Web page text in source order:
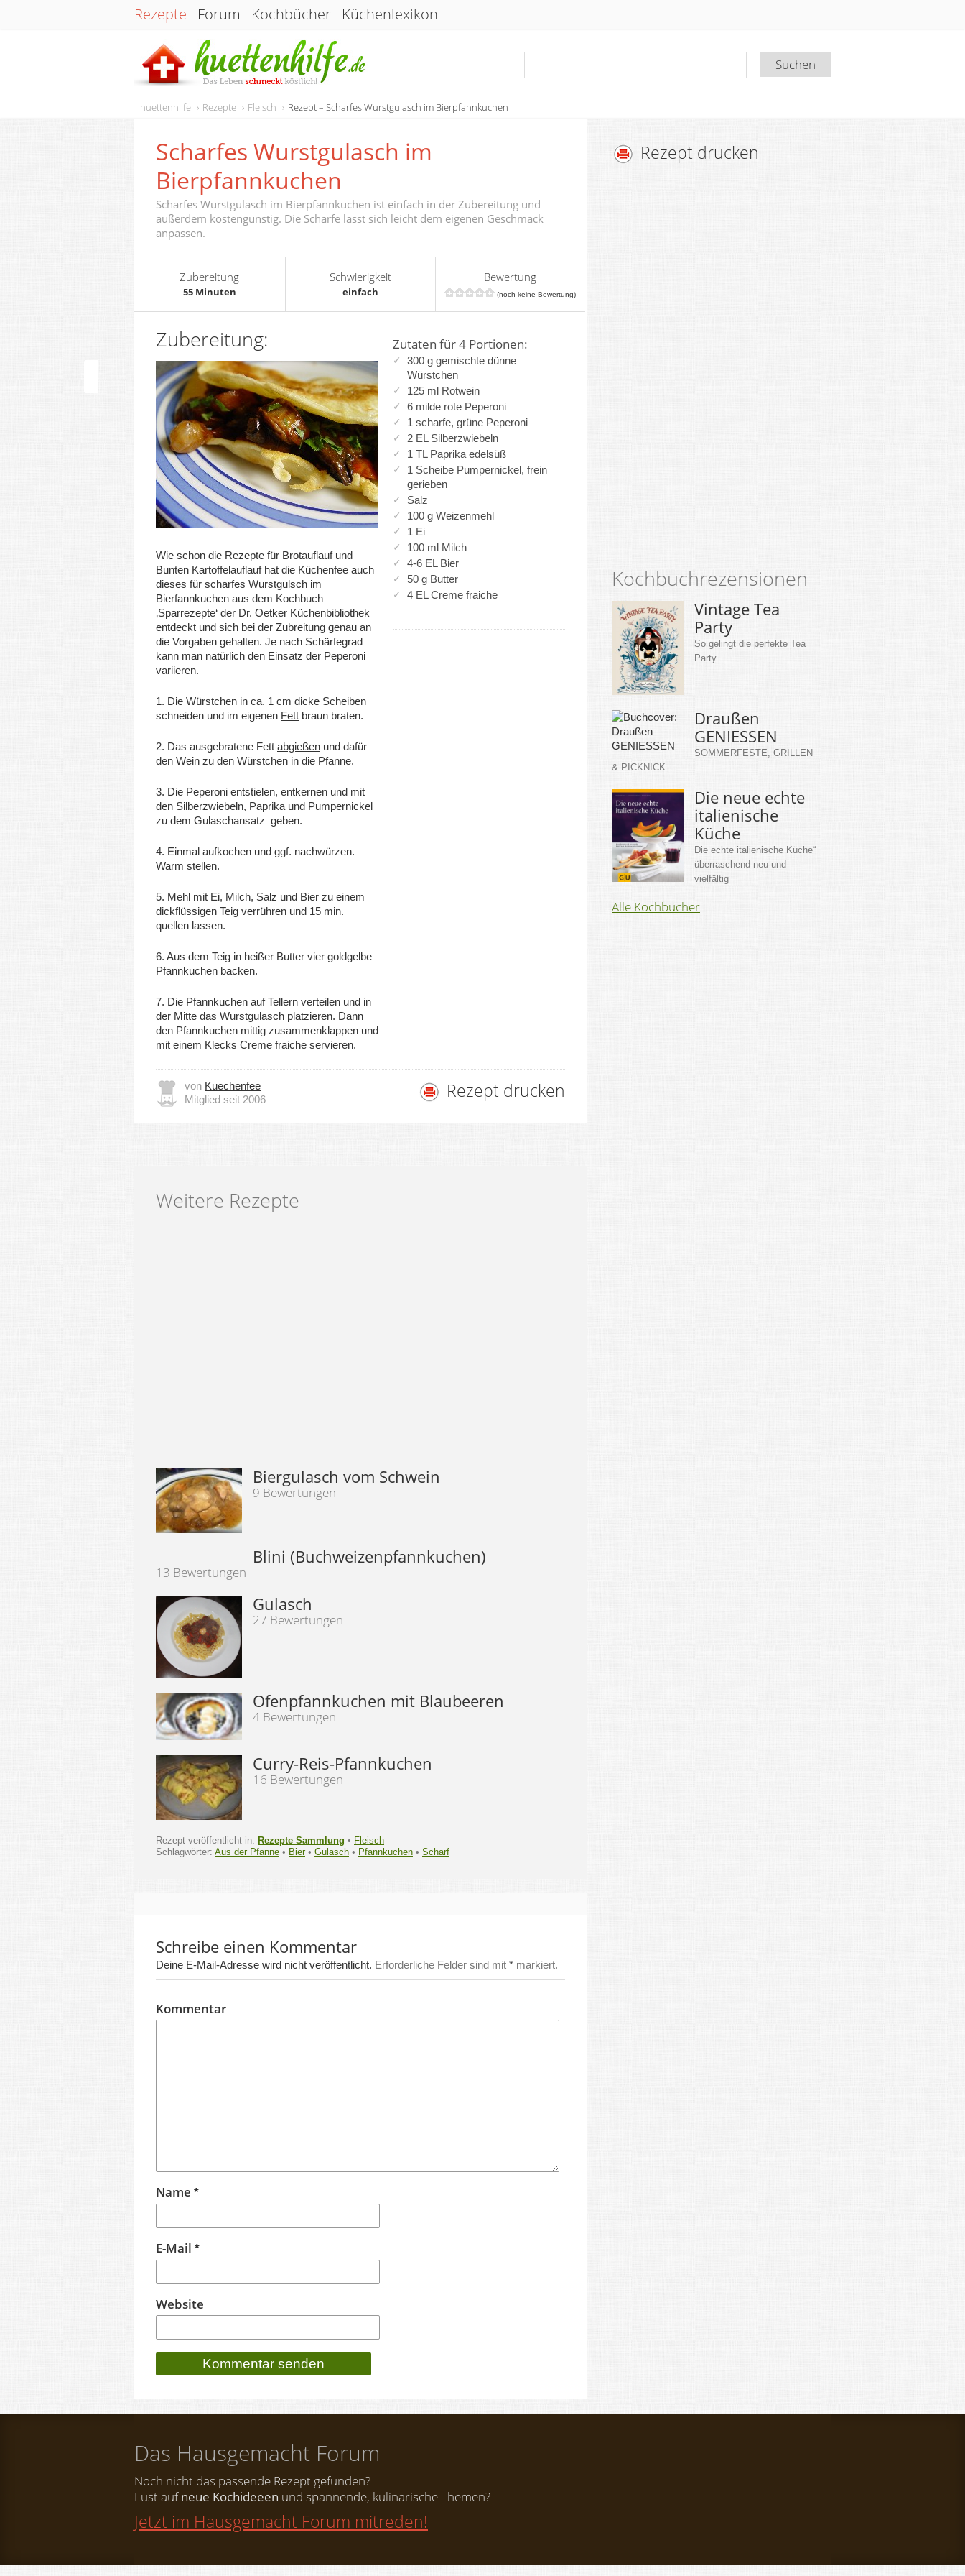
Rezepte Forum Kochbücher Küchenlexikon
huettenhilfe Rezepte Fleisch Rezept – Scharfes Wurstgulasch im Bierpfannkuchen
Scharfes Wurstgulasch im
Bierpfannkuchen
Scharfes Wurstgulasch im Bierpfannkuchen ist einfach in der Zubereitung und
außerdem kostengünstig. Die Schärfe lässt sich leicht dem eigenen Geschmack
anpassen.
Zubereitung
55 Minuten
Schwierigkeit
einfach
Bewertung
(noch keine Bewertung)
Zutaten für 4 Portionen:
300 g gemischte dünne
Würstchen
125 ml Rotwein
6 milde rote Peperoni
1 scharfe, grüne Peperoni
2 EL Silberzwiebeln
1 TL Paprika edelsüß
1 Scheibe Pumpernickel, frein
gerieben
Salz
100 g Weizenmehl
1 Ei
100 ml Milch
4-6 EL Bier
50 g Butter
4 EL Creme fraiche
Zubereitung:
Wie schon die Rezepte für Brotauflauf und
Bunten Kartoffelauflauf hat die Küchenfee auch
dieses für scharfes Wurstgulsch im
Bierfannkuchen aus dem Kochbuch
‚Sparrezepte‘ der Dr. Oetker Küchenbibliothek
entdeckt und sich bei der Zubreitung genau an
die Vorgaben gehalten. Je nach Schärfegrad
kann man natürlich den Einsatz der Peperoni
variieren.
1. Die Würstchen in ca. 1 cm dicke Scheiben
schneiden und im eigenen Fett braun braten.
2. Das ausgebratene Fett abgießen und dafür
den Wein zu den Würstchen in die Pfanne.
3. Die Peperoni entstielen, entkernen und mit
den Silberzwiebeln, Paprika und Pumpernickel
zu dem Gulaschansatz geben.
4. Einmal aufkochen und ggf. nachwürzen.
Warm stellen.
5. Mehl mit Ei, Milch, Salz und Bier zu einem
dickflüssigen Teig verrühren und 15 min.
quellen lassen.
6. Aus dem Teig in heißer Butter vier goldgelbe
Pfannkuchen backen.
7. Die Pfannkuchen auf Tellern verteilen und in
der Mitte das Wurstgulasch platzieren. Dann
den Pfannkuchen mittig zusammenklappen und
mit einem Klecks Creme fraiche servieren.
von Kuechenfee
Mitglied seit 2006
Rezept drucken
Rezept drucken
Kochbuchrezensionen
Vintage Tea
Party
So gelingt die perfekte Tea
Party
Draußen
GENIESSEN
SOMMERFESTE, GRILLEN
& PICKNICK
Die neue echte
italienische
Küche
Die echte italienische Küche“
überraschend neu und
vielfältig
Alle Kochbücher
Weitere Rezepte
Biergulasch vom Schwein
9 Bewertungen
Blini (Buchweizenpfannkuchen)
13 Bewertungen
Gulasch
27 Bewertungen
Ofenpfannkuchen mit Blaubeeren
4 Bewertungen
Curry-Reis-Pfannkuchen
16 Bewertungen
Rezept veröffentlicht in: Rezepte Sammlung • Fleisch
Schlagwörter: Aus der Pfanne • Bier• Gulasch • Pfannkuchen • Scharf
Schreibe einen Kommentar
Deine E-Mail-Adresse wird nicht veröffentlicht. Erforderliche Felder sind mit * markiert.
Kommentar
Name *
E-Mail *
Website
Das Hausgemacht Forum
Noch nicht das passende Rezept gefunden?
Lust aufneue Kochideeen und spannende, kulinarische Themen?
Jetzt im Hausgemacht Forum mitreden!